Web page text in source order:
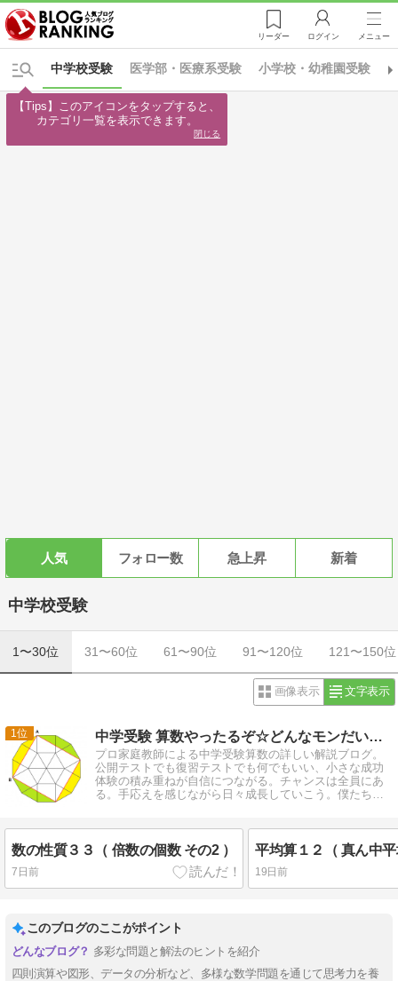
リーダー ログイン メニュー
医学部・医療系受験 小学校・幼稚園受験
中学校受験
人気 フォロー数 急上昇 新着
中学校受験
1〜30位 31〜60位 61〜90位 91〜120位 121〜150位
画像表示 文字表示
1 中学受験 算数やったるぞ☆どんなモンだい集 ver.3
プロ家庭教師による中学受験算数の詳しい解説ブログ。
公開テストでも復習テストでも何でもいい、小さな成功
体験の積み重ねが自信につながる。チャンスは全員にあ
る。手応えを感じながら日々成長していこう。僕たち大
数の性質３３（ 倍数の個数 その2 ）
7日前 19日前
このブログのここがポイント
多彩な問題と解法のヒントを紹介
四則演算や図形、データの分析など、多様な数学問題を通じて思考力を養
【Tips】このアイコンをタップすると、
カテゴリ一覧を表示できます。
閉じる